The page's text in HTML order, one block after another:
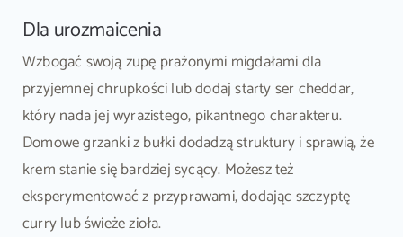
Dla urozmaicenia
Wzbogać swoją zupę prażonymi migdałami dla
przyjemnej chrupkości lub dodaj starty ser cheddar,
który nada jej wyrazistego, pikantnego charakteru.
Domowe grzanki z bułki dodadzą struktury i sprawią, że
krem stanie się bardziej sycący. Możesz też
eksperymentować z przyprawami, dodając szczyptę
curry lub świeże zioła.